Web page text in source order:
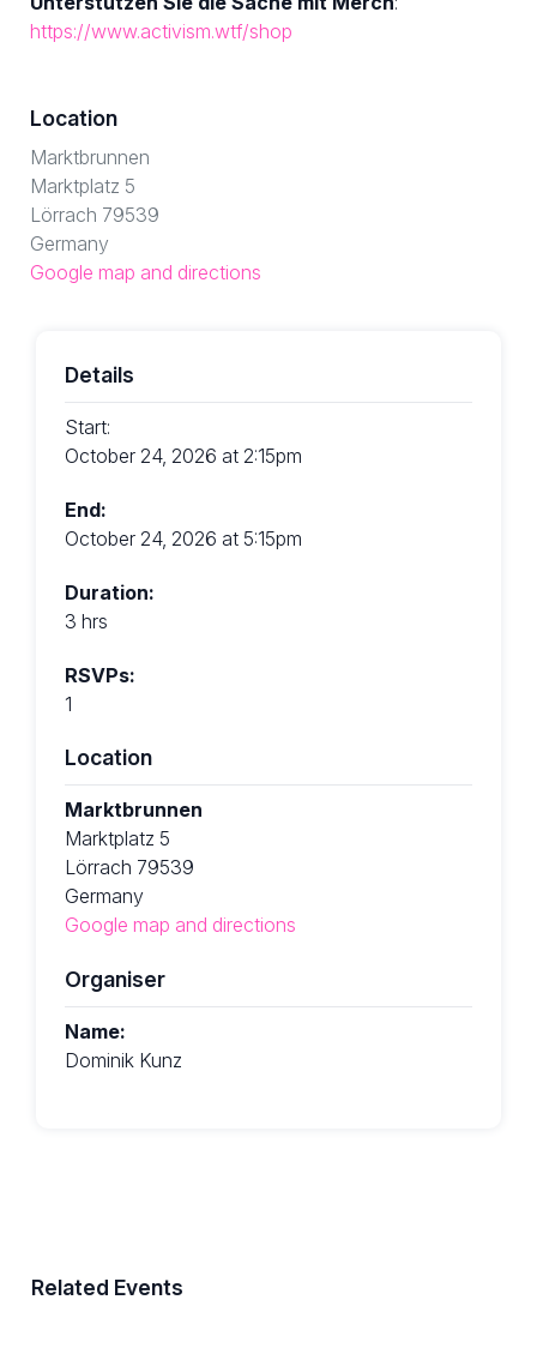
https://www.activism.wtf/shop
Location
Marktbrunnen
Marktplatz 5
Lörrach 79539
Germany
Google map and directions
Details
Start:
October 24, 2026 at 2:15pm
End:
October 24, 2026 at 5:15pm
Duration:
3 hrs
RSVPs:
1
Location
Marktbrunnen
Marktplatz 5
Lörrach 79539
Germany
Google map and directions
Organiser
Name:
Dominik Kunz
Related Events